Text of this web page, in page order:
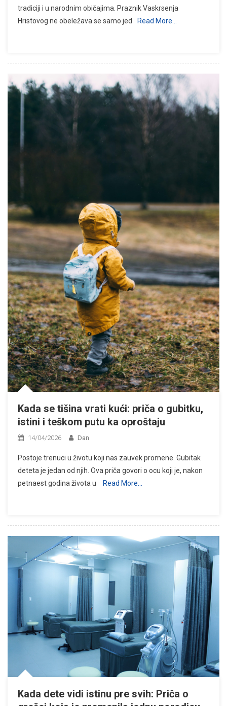
tradiciji i u narodnim običajima. Praznik Vaskrsenja
Hristovog ne obeležava se samo jed
Read More…
Kada se tišina vrati kući: priča o gubitku,
istini i teškom putu ka oproštaju
14/04/2026 Dan
Postoje trenuci u životu koji nas zauvek promene. Gubitak
deteta je jedan od njih. Ova priča govori o ocu koji je, nakon
petnaest godina života u
Read More…
Kada dete vidi istinu pre svih: Priča o